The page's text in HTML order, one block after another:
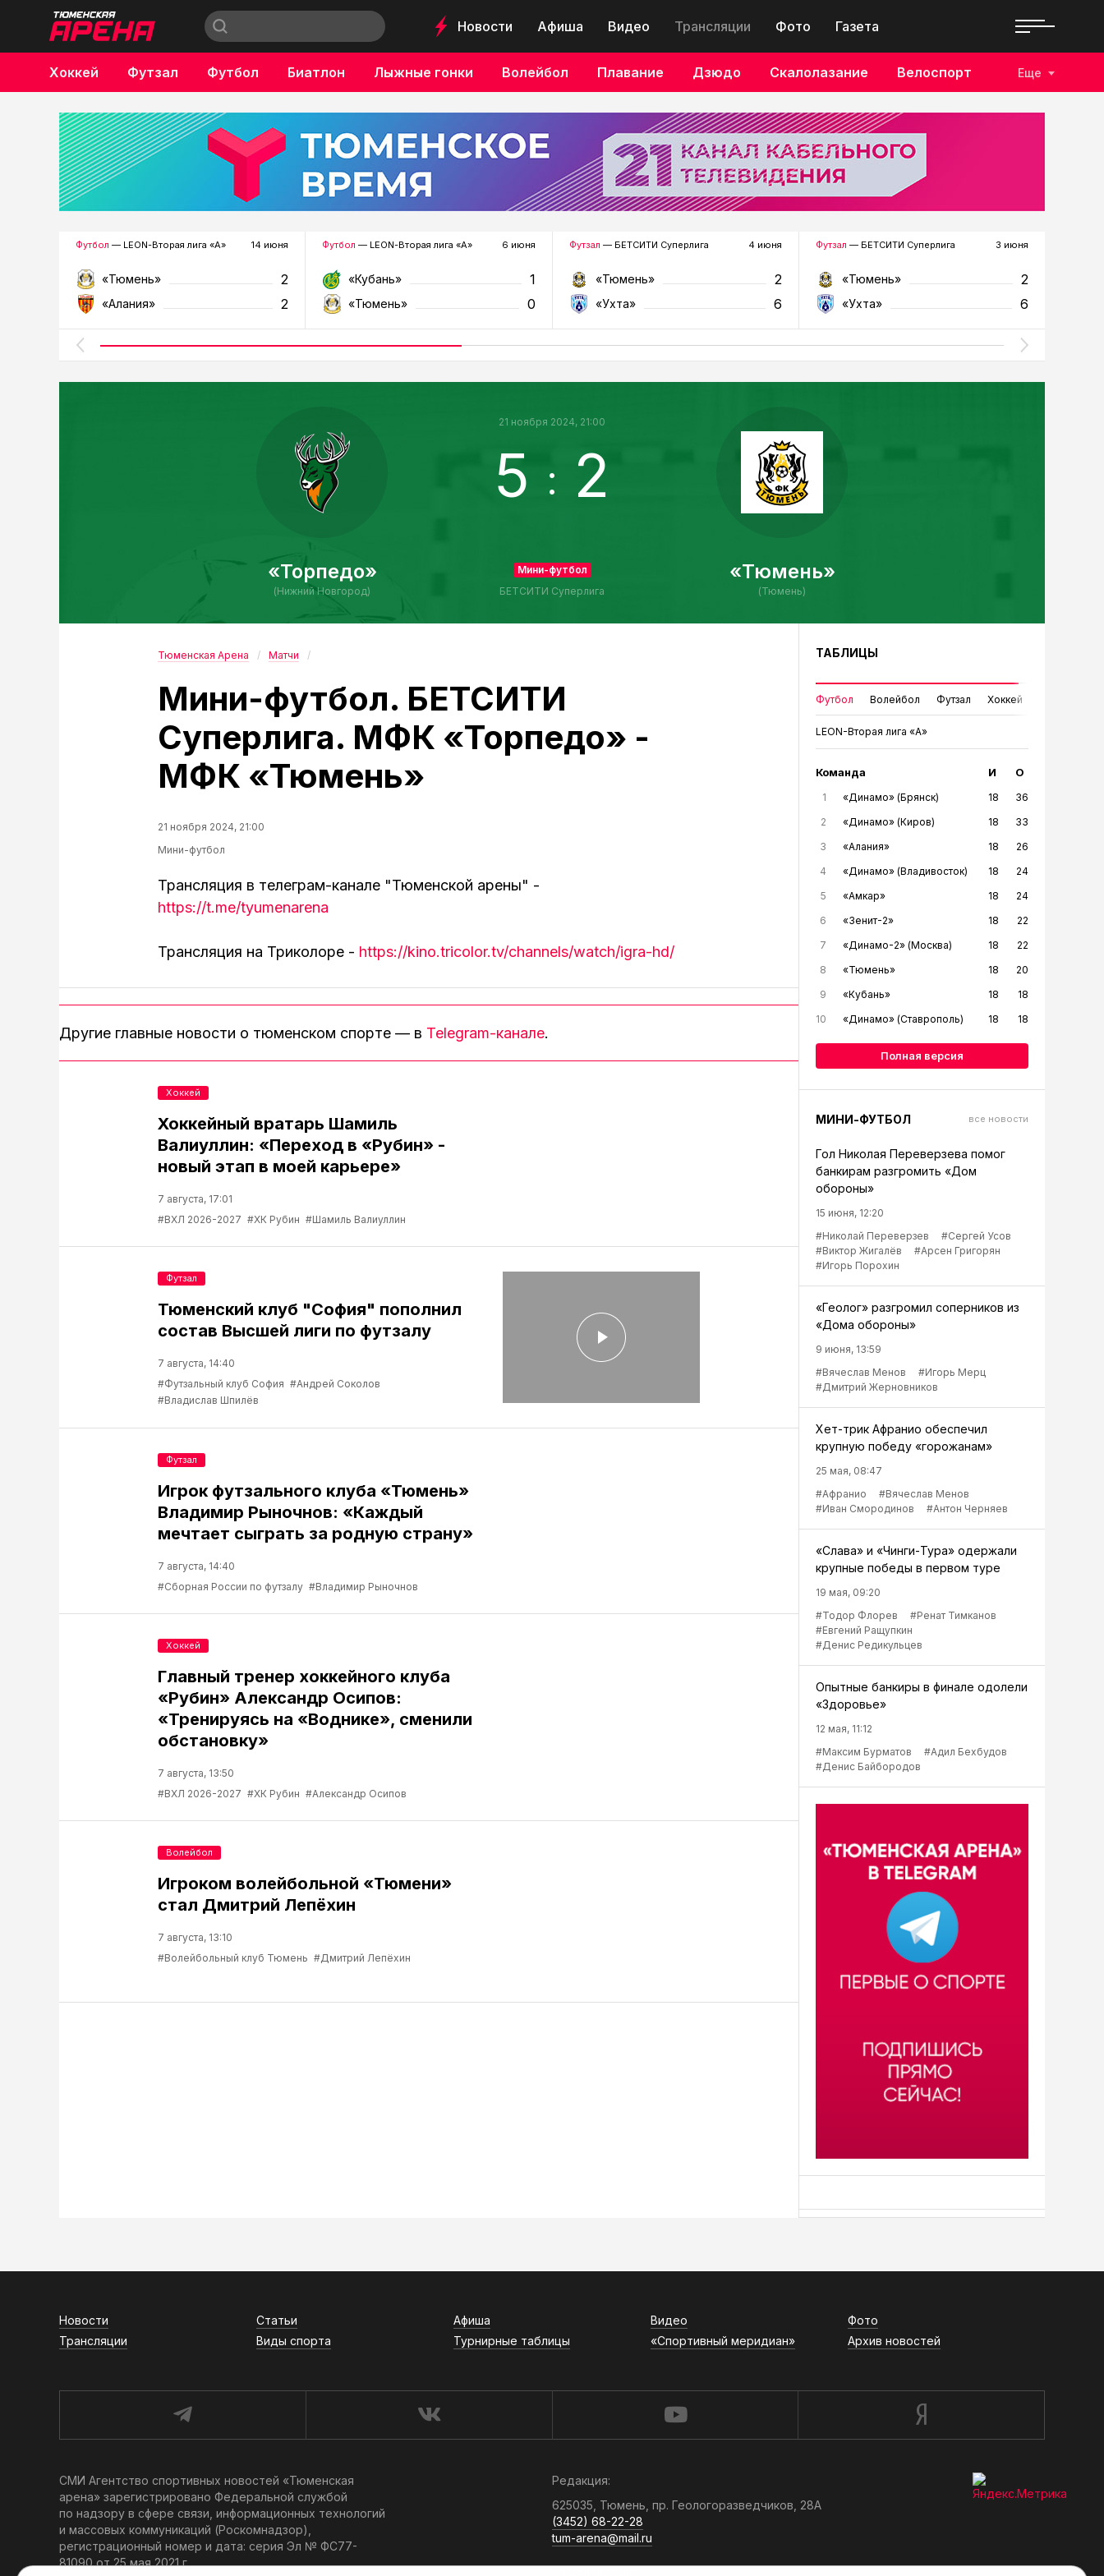
Новости Афиша Видео Трансляции Фото Газета
Хоккей Футзал Футбол Биатлон Лыжные гонки Волейбол Плавание Дзюдо Скалолазание Велоспорт
Бокс
Еще
Футбол — LEON-Вторая лига «А» 14 июня
«Тюмень» 2
«Алания» 2
Футбол — LEON-Вторая лига «А» 6 июня
«Кубань» 1
«Тюмень» 0
Футзал — БЕТСИТИ Суперлига 4 июня
«Тюмень» 2
«Ухта» 6
Футзал — БЕТСИТИ Суперлига 3 июня
«Тюмень» 2
«Ухта» 6
«Торпедо»
(Нижний Новгород)
21 ноября 2024, 21:00
5 : 2
Мини-футбол
БЕТСИТИ Суперлига
«Тюмень»
(Тюмень)
Тюменская Арена Матчи
Мини-футбол. БЕТСИТИ
Суперлига. МФК «Торпедо» -
МФК «Тюмень»
21 ноября 2024, 21:00
Мини-футбол
Трансляция в телеграм-канале "Тюменской арены" -
https://t.me/tyumenarena
Трансляция на Триколоре - https://kino.tricolor.tv/channels/watch/igra-hd/
Другие главные новости о тюменском спорте — в Telegram-канале.
Хоккейный вратарь Шамиль
Валиуллин: «Переход в «Рубин» -
новый этап в моей карьере»
7 августа, 17:01
#ВХЛ 2026-2027 #ХК Рубин #Шамиль Валиуллин
Хоккей
Тюменский клуб "София" пополнил
состав Высшей лиги по футзалу
7 августа, 14:40
#Футзальный клуб София #Андрей Соколов
#Владислав Шпилёв
Футзал
Игрок футзального клуба «Тюмень»
Владимир Рыночнов: «Каждый
мечтает сыграть за родную страну»
7 августа, 14:40
#Сборная России по футзалу #Владимир Рыночнов
Футзал
Главный тренер хоккейного клуба
«Рубин» Александр Осипов:
«Тренируясь на «Воднике», сменили
обстановку»
7 августа, 13:50
#ВХЛ 2026-2027 #ХК Рубин #Александр Осипов
Хоккей
Игроком волейбольной «Тюмени»
стал Дмитрий Лепёхин
7 августа, 13:10
#Волейбольный клуб Тюмень #Дмитрий Лепёхин
Волейбол
ТАБЛИЦЫ
Футбол Волейбол Футзал Хоккей
LEON-Вторая лига «А»
Команда И О
1 «Динамо» (Брянск) 18
36
2
«Динамо» (Киров) 18
33
3
«Алания» 18
26
4
«Динамо» (Владивосток) 18
24
5
«Амкар» 18
24
6
«Зенит-2» 18
22
7
«Динамо-2» (Москва) 18
22
8
«Тюмень» 18
20
9
«Кубань» 18
18
10
«Динамо» (Ставрополь) 18 18
Полная версия
МИНИ-ФУТБОЛ все новости
Гол Николая Переверзева помог
банкирам разгромить «Дом
обороны»
15 июня, 12:20
#Николай Переверзев
#Сергей Усов
#Виктор Жигалёв
#Арсен Григорян
#Игорь Порохин
«Геолог» разгромил соперников из
«Дома обороны»
9 июня, 13:59
#Вячеслав Менов
#Игорь Мерц
#Дмитрий Жерновников
Хет-трик Афранио обеспечил
крупную победу «горожанам»
25 мая, 08:47
#Афранио
#Вячеслав Менов
#Иван Смородинов
#Антон Черняев
«Слава» и «Чинги-Тура» одержали
крупные победы в первом туре
19 мая, 09:20
#Тодор Флорев
#Ренат Тимканов
#Евгений Ращупкин
#Денис Редикульцев
Опытные банкиры в финале одолели
«Здоровье»
12 мая, 11:12
#Максим Бурматов
#Адил Бехбудов
#Денис Байбородов
Новости Статьи Афиша Видео
Фото
Трансляции
Виды спорта Турнирные таблицы «Спортивный меридиан» Архив новостей
СМИ Агентство спортивных новостей «Тюменская
арена» зарегистрировано Федеральной службой
по надзору в сфере связи, информационных технологий
и массовых коммуникаций (Роскомнадзор),
регистрационный номер и дата: серия Эл № ФС77-
81090 от 25 мая 2021 г.
Редакция:
625035, Тюмень, пр. Геологоразведчиков, 28А
(3452) 68-22-28
tum-arena@mail.ru
Отдел продаж: